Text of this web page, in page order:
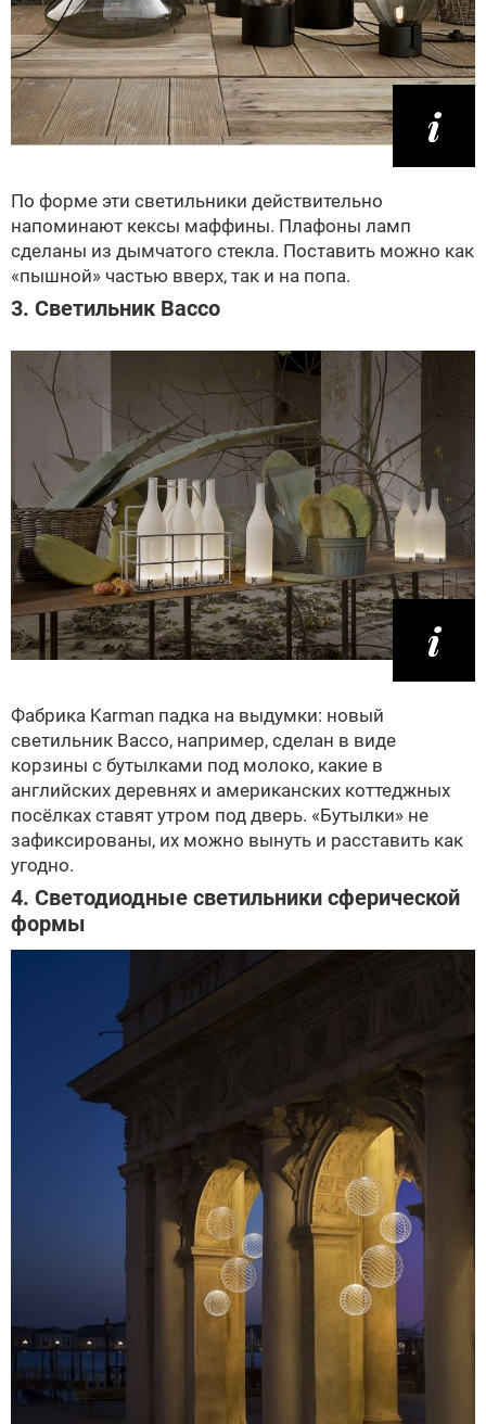
По форме эти светильники действительно
напоминают кексы маффины. Плафоны ламп
сделаны из дымчатого стекла. Поставить можно как
«пышной» частью вверх, так и на попа.
3. Светильник Bacco
Фабрика Karman падка на выдумки: новый
светильник Bacco, например, сделан в виде
корзины с бутылками под молоко, какие в
английских деревнях и американских коттеджных
посёлках ставят утром под дверь. «Бутылки» не
зафиксированы, их можно вынуть и расставить как
угодно.
4. Светодиодные светильники сферической
формы